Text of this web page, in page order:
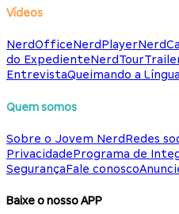
Vídeos
NerdOfficeNerdPlayer
do ExpedienteNerdTour
EntrevistaQueimando a Língua
Quem somos
Sobre o Jovem NerdRedes
PrivacidadePrograma de
SegurançaFale conosco
Baixe o nosso APP